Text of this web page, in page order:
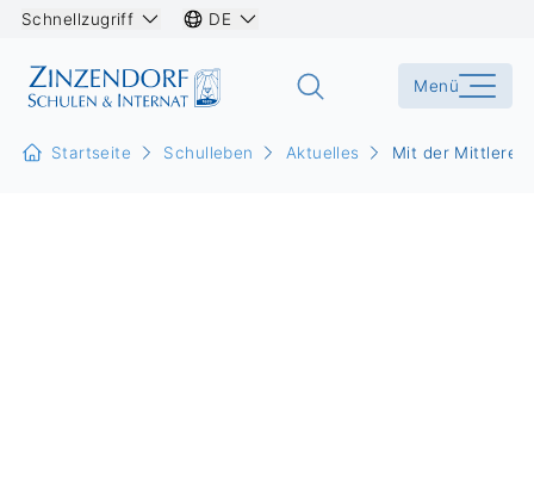
Schnellzugriff DE
Menü
Startseite Schulleben Aktuelles Mit der Mittleren